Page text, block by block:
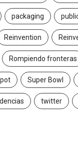
packaging
Reinvention
Rompiendo fronteras
Super Bowl
twitter